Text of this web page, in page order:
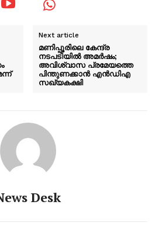
Next article
മണിപ്പൂരിലെ കേന്ദ്ര
നടപടിയിൽ അമർഷം;
അവിശ്വാസ പ്രമേയത്തെ
പിന്തുണക്കാൻ എൻഡ‍ിഎ
സഖ്യകക്ഷി
Desk